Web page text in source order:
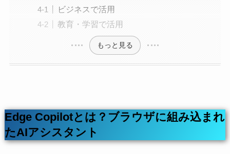
ビジネスで活用
教育・学習で活用
もっと見る
Edge Copilotとは？ブラウザに組み込まれ
たAIアシスタント